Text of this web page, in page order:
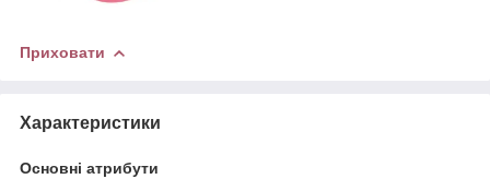
Приховати
Характеристики
Основні атрибути